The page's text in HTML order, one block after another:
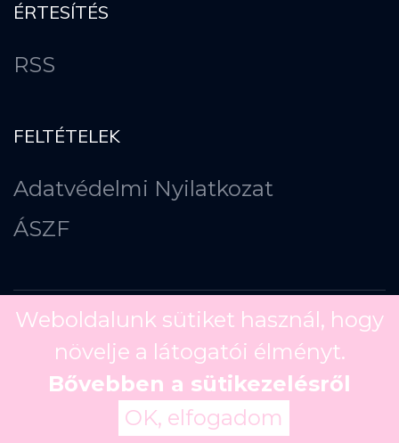
ÉRTESÍTÉS
RSS
FELTÉTELEK
Adatvédelmi Nyilatkozat
ÁSZF
Copyright © 2026
Weboldalunk sütiket használ, hogy
növelje a látogatói élményt.
Bővebben a sütikezelésről
OK, elfogadom